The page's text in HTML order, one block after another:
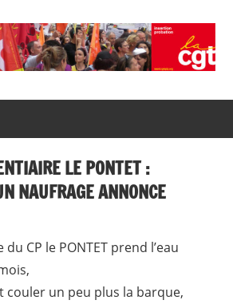
CGT
insertion
probation
LE PONTET :
NAUFRAGE ANNONCE
CP le PONTET prend l’eau
couler un peu plus la barque,